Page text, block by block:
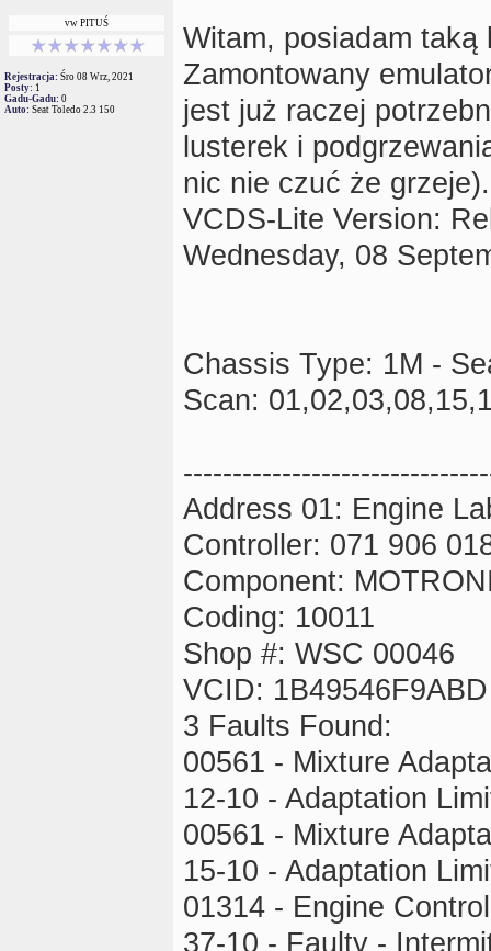
vw PITUŚ
Rejestracja: Śro 08 Wrz, 2021
Posty: 1
Gadu-Gadu: 0
Auto: Seat Toledo 2.3 150
Witam, posiadam taką
Zamontowany
jest już raczej
lusterek i
nic nie czuć że
VCDS-Lite Version:
Wednesday, 08
Chassis Type: 1M -
Scan:
Address 01: Engine
Controller: 071 906
Component:
Coding: 10011
Shop #: WSC 00046
VCID: 1B49546F9ABD
3 Faults Found:
00561 - Mixture
12-10 - Adaptation
00561 - Mixture
15-10 - Adaptation
01314 - Engine
37-10 - Faulty -